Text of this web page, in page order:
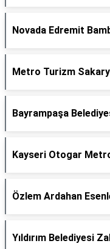
Novada Edremit
Metro Turizm
Bayrampaşa
Kayseri Otogar
Özlem Ardahan
Yıldırım Belediyesi